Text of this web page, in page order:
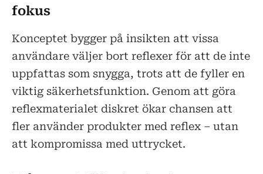
fokus
Konceptet bygger på insikten att vissa
användare väljer bort reflexer för att de inte
uppfattas som snygga, trots att de fyller en
viktig säkerhetsfunktion. Genom att göra
reflexmaterialet diskret ökar chansen att
fler använder produkter med reflex – utan
att kompromissa med uttrycket.